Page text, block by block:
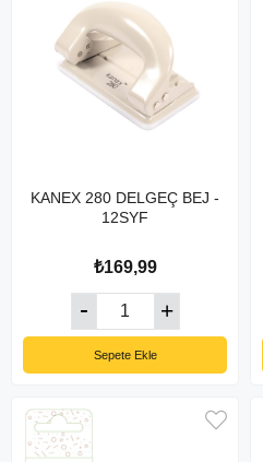
KANEX 280 DELGEÇ BEJ -
12SYF
₺169,99
Sepete Ekle